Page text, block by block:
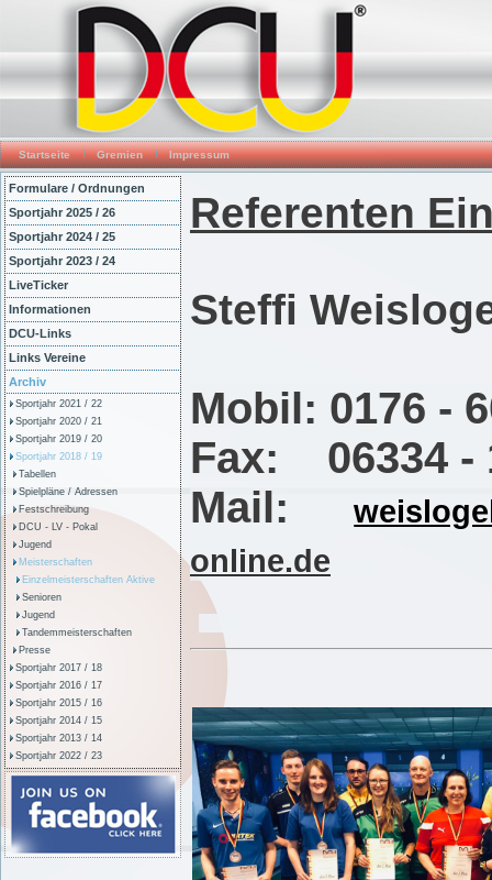
Startseite Gremien Impressum
Formulare / Ordnungen
Sportjahr 2025 / 26
Sportjahr 2024 / 25
Sportjahr 2023 / 24
LiveTicker
Informationen
DCU-Links
Links Vereine
Archiv
Sportjahr 2021 / 22
Sportjahr 2020 / 21
Sportjahr 2019 / 20
Sportjahr 2018 / 19
Tabellen
Spielpläne / Adressen
Festschreibung
DCU - LV - Pokal
Jugend
Meisterschaften
Einzelmeisterschaften Aktive
Senioren
Jugend
Tandemmeisterschaften
Presse
Sportjahr 2017 / 18
Sportjahr 2016 / 17
Sportjahr 2015 / 16
Sportjahr 2014 / 15
Sportjahr 2013 / 14
Sportjahr 2022 / 23
Referenten
Steffi
Mobil: 0176 -
Fax: 06334
Mail:
online.de